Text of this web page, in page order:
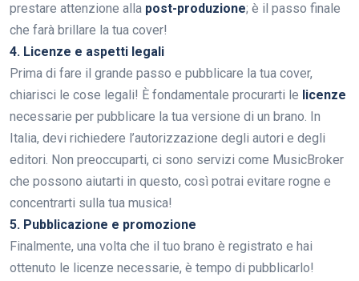
prestare attenzione alla post-produzione; è il passo finale
che farà brillare la tua cover!
4. Licenze e aspetti legali
Prima di fare il grande passo e pubblicare la tua cover,
chiarisci le cose legali! È fondamentale procurarti le licenze
necessarie per pubblicare la tua versione di un brano. In
Italia, devi richiedere l’autorizzazione degli autori e degli
editori. Non preoccuparti, ci sono servizi come MusicBroker
che possono aiutarti in questo, così potrai evitare rogne e
concentrarti sulla tua musica!
5. Pubblicazione e promozione
Finalmente, una volta che il tuo brano è registrato e hai
ottenuto le licenze necessarie, è tempo di pubblicarlo!